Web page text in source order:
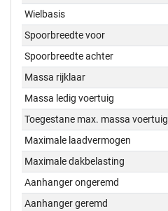
Wielbasis
Spoorbreedte voor
Spoorbreedte achter
Massa rijklaar
Massa ledig voertuig
Toegestane max. massa voertuig
Maximale laadvermogen
Maximale dakbelasting
Aanhanger ongeremd
Aanhanger geremd